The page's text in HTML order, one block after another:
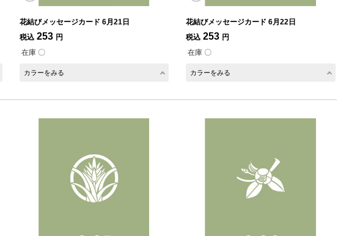
花結びメッセージカード 6月21日
税込 253 円
在庫 〇
カラーをみる
花結びメッセージカード 6月22日
税込 253 円
在庫 〇
カラーをみる